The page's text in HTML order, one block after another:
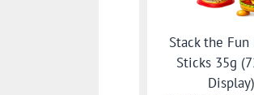
Stack the Fun
Sticks 35g
Display)